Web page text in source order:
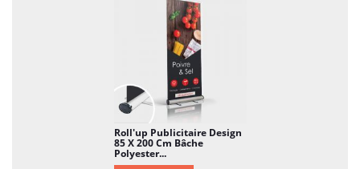
Roll'up Publicitaire Design
85 X 200 Cm Bâche
Polyester...